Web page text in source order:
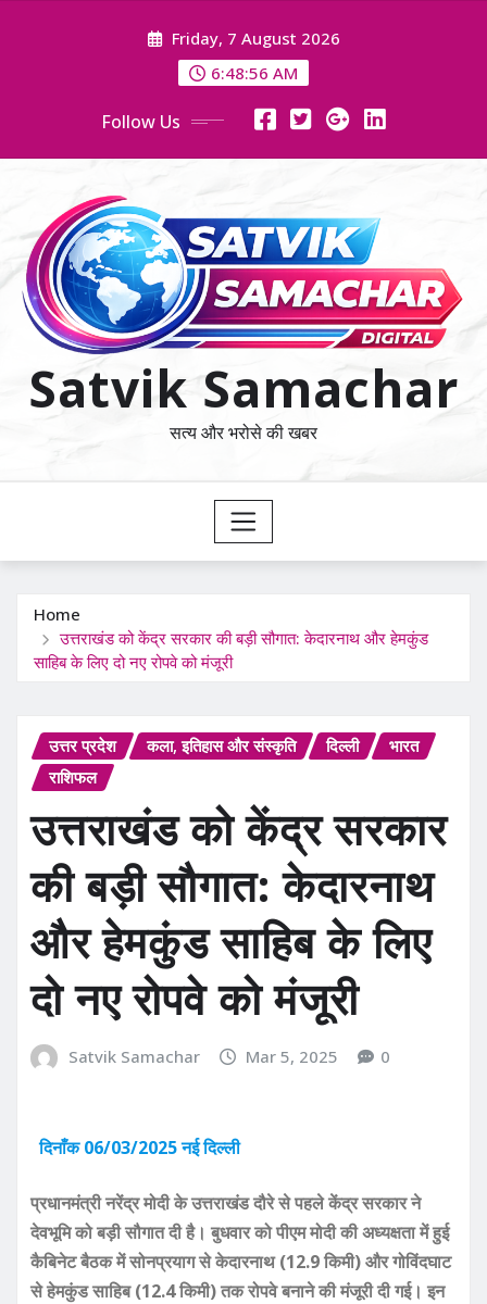
Friday, 7 August 2026
6:48:58 AM
Follow Us
Satvik Samachar
सत्य और भरोसे की खबर
Home
उत्तराखंड को केंद्र सरकार की बड़ी सौगात: केदारनाथ और हेमकुंड
साहिब के लिए दो नए रोपवे को मंजूरी
उत्तर प्रदेश कला, इतिहास और संस्कृति दिल्ली
भारत
राशिफल
उत्तराखंड को केंद्र सरकार
की बड़ी सौगात: केदारनाथ
और हेमकुंड साहिब के लिए
दो नए रोपवे को मंजूरी
Satvik Samachar Mar 5, 2025 0
दिनाँक 06/03/2025 नई दिल्ली
प्रधानमंत्री नरेंद्र मोदी के उत्तराखंड दौरे से पहले केंद्र सरकार ने
देवभूमि को बड़ी सौगात दी है। बुधवार को पीएम मोदी की अध्यक्षता में हुई
कैबिनेट बैठक में सोनप्रयाग से केदारनाथ (12.9 किमी) और गोविंदघाट
से हेमकुंड साहिब (12.4 किमी) तक रोपवे बनाने की मंजूरी दी गई। इन